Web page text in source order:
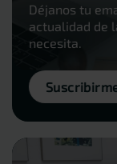
Déjanos tu
actualidad de
necesita.